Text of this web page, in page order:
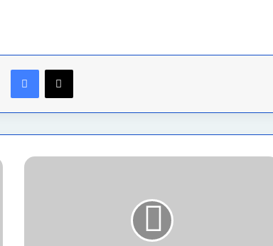
Facebook
X
Kisangani